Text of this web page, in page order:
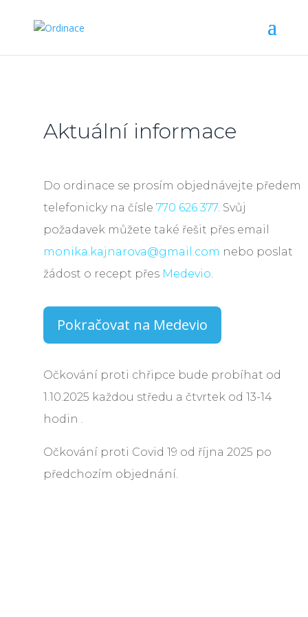
Aktuální informace
Do ordinace se prosím objednávejte předem
telefonicky na čísle 770 626 377. Svůj
požadavek můžete také řešit přes email
monika.kajnarova@gmail.com nebo poslat
žádost o recept přes Medevio.
Pokračovat na Medevio
Očkování proti chřipce bude probíhat od
1.10.2025 každou středu a čtvrtek od 13-14
hodin .
Očkování proti Covid 19 od října 2025 po
předchozím objednání.